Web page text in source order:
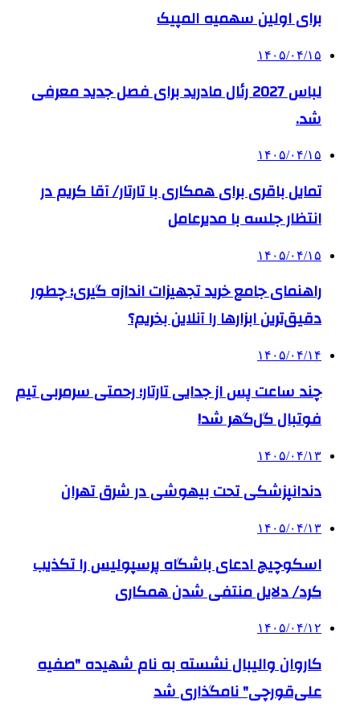
برای اولین سهمیه المپیک
۱۴۰۵/۰۴/۱۵
لباس 2027 رئال مادرید برای فصل جدید معرفی
شد.
۱۴۰۵/۰۴/۱۵
تمایل باقری برای همکاری با تارتار/ آقا کریم در
انتظار جلسه با مدیرعامل
۱۴۰۵/۰۴/۱۵
راهنمای جامع خرید تجهیزات اندازه گیری؛ چطور
دقیق‌ترین ابزارها را آنلاین بخریم؟
۱۴۰۵/۰۴/۱۴
چند ساعت پس از جدایی تارتار؛ رحمتی سرمربی تیم
فوتبال گل‌گهر شد!
۱۴۰۵/۰۴/۱۳
دندانپزشکی تحت بیهوشی در شرق تهران
۱۴۰۵/۰۴/۱۳
اسکوچیچ ادعای باشگاه پرسپولیس را تکذیب
کرد/ دلایل منتفی شدن همکاری
۱۴۰۵/۰۴/۱۲
کاروان والیبال نشسته به نام شهیده "صفیه
علی‌قورچی" نامگذاری شد